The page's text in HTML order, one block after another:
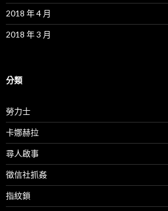
2018 年 4 月
2018 年 3 月
分類
勞力士
卡娜赫拉
尋人啟事
徵信社抓姦
指紋鎖